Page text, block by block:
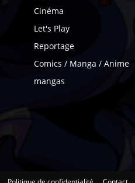
Cinéma
Let's Play
Reportage
Comics / Manga / Anime
mangas